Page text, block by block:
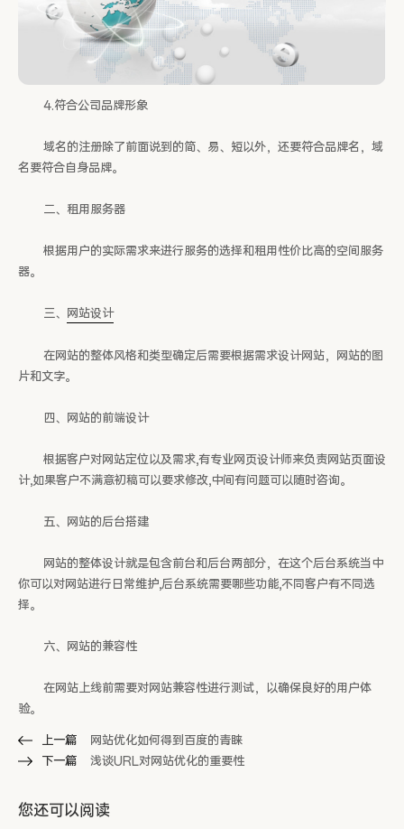
4.符合公司品牌形象
域名的注册除了前面说到的简、易、短以外，还要符合品牌名，域
名要符合自身品牌。
二、租用服务器
根据用户的实际需求来进行服务的选择和租用性价比高的空间服务
器。
三、 网站设计
在网站的整体风格和类型确定后需要根据需求设计网站，网站的图
片和文字。
四、网站的前端设计
根据客户对网站定位以及需求,有专业网页设计师来负责网站页面设
计,如果客户不满意初稿可以要求修改,中间有问题可以随时咨询。
五、网站的后台搭建
网站的整体设计就是包含前台和后台两部分，在这个后台系统当中
你可以对网站进行日常维护,后台系统需要哪些功能,不同客户有不同选
择。
六、网站的兼容性
在网站上线前需要对网站兼容性进行测试，以确保良好的用户体
验。
上一篇
网站优化如何得到百度的青睐
下一篇
浅谈URL对网站优化的重要性
您还可以阅读